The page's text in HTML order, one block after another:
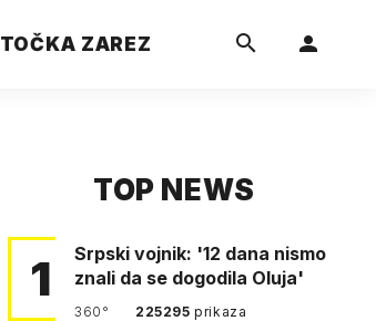
TOČKA ZAREZ
TOP NEWS
1
Srpski vojnik: '12 dana nismo
znali da se dogodila Oluja'
360° 225295prikaza